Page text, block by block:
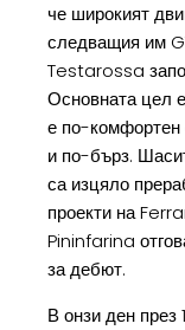
че широкият
следващия им
Testarossa
Основната цел
е по-
и по-бърз.
са изцяло
проекти на
Pininfarina
за дебют.
В онзи ден през